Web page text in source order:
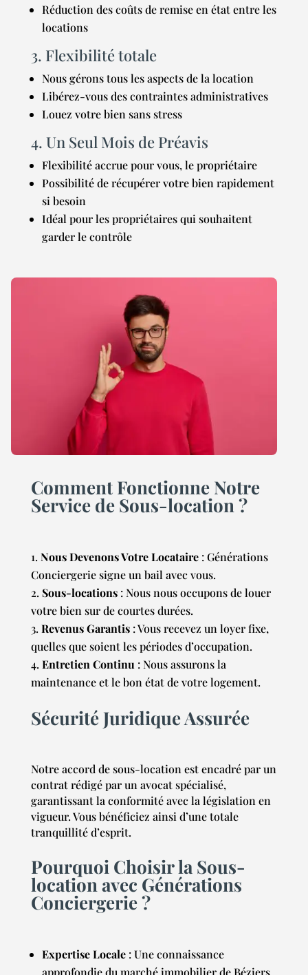
Réduction des coûts de remise en état entre les
locations
3. Flexibilité totale
Nous gérons tous les aspects de la location
Libérez-vous des contraintes administratives
Louez votre bien sans stress
4. Un Seul Mois de Préavis
Flexibilité accrue pour vous, le propriétaire
Possibilité de récupérer votre bien rapidement
si besoin
Idéal pour les propriétaires qui souhaitent
garder le contrôle
Comment Fonctionne Notre
Service de Sous-location ?
Nous Devenons Votre Locataire: Générations
Conciergerie signe un bail avec vous.
Sous-locations: Nous nous occupons de louer
votre bien sur de courtes durées.
Revenus Garantis: Vous recevez un loyer fixe,
quelles que soient les périodes d’occupation.
Entretien Continu: Nous assurons la
maintenance et le bon état de votre logement.
Sécurité Juridique Assurée
Notre accord de sous-location est encadré par un
contrat rédigé par un avocat spécialisé,
garantissant la conformité avec la législation en
vigueur. Vous bénéficiez ainsi d’une totale
tranquillité d’esprit.
Pourquoi Choisir la Sous-
location avec Générations
Conciergerie ?
Expertise Locale: Une connaissance
approfondie du marché immobilier de Béziers